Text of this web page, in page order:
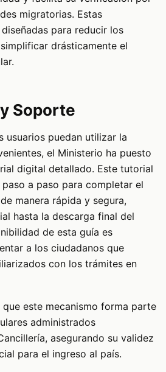
migratorias. Estas
para reducir los
drásticamente el
Soporte
usuarios puedan utilizar la
el Ministerio ha puesto
digital detallado. Este tutorial
a paso para completar el
manera rápida y segura,
hasta la descarga final del
de esta guía es
a los ciudadanos que
con los trámites en
este mecanismo forma parte
administrados
asegurando su validez
para el ingreso al país.